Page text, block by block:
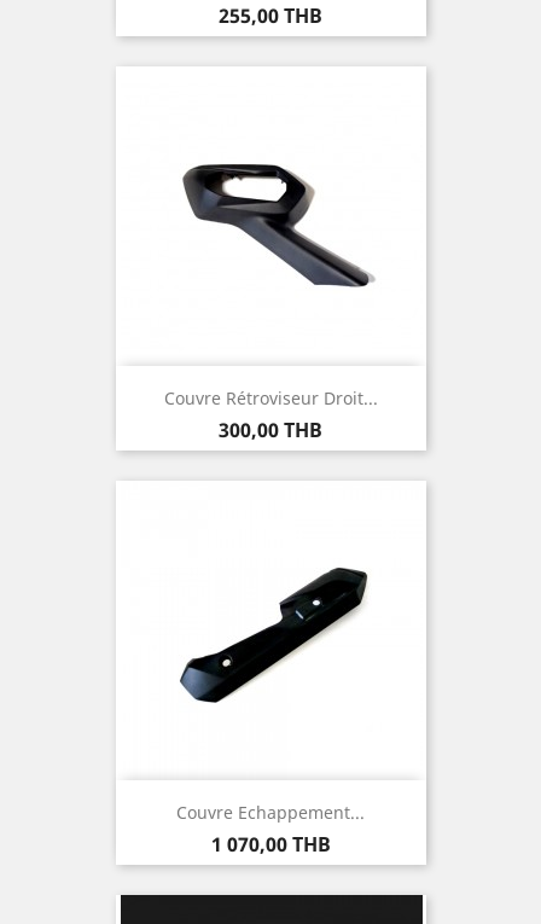
Prix
255,00 THB
Couvre Rétroviseur Droit...
Prix
300,00 THB
Couvre Echappement...
Prix
1 070,00 THB